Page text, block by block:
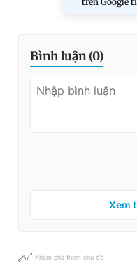
Bình luận (0)
Xem
Khám phá thêm chủ đề